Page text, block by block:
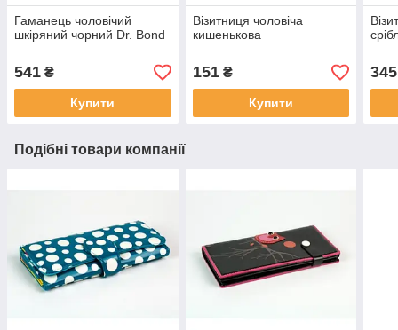
Гаманець чоловічий
шкіряний чорний Dr. Bond
541 ₴
Купити
Візитниця чоловіча
кишенькова
151₴
Купити
345
Подібні товари компанії